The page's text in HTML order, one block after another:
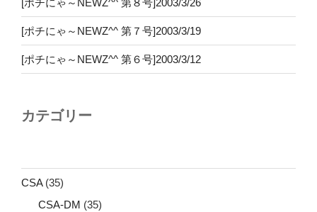
[ポチにゃ～NEWZ^^ 第７号]2003/3/19
[ポチにゃ～NEWZ^^ 第６号]2003/3/12
カテゴリー
CSA(35)
CSA-DM (35)